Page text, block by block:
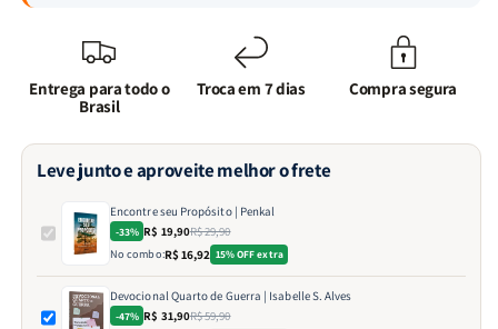
Entrega para todo o
Brasil
Troca em 7 dias Compra segura
Leve junto e aproveite melhor o frete
Encontre seu Propósito | Penkal
-33% R$ 19,90R$ 29,90
No combo:R$ 16,92 15% OFF extra
Devocional Quarto de Guerra | Isabelle S. Alves
-47% R$ 31,90R$ 59,90